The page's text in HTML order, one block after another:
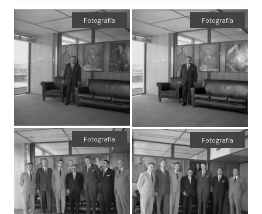
Fotografía Fotografía
Fotografía Fotografía